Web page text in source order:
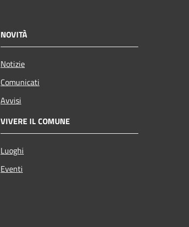
NOVITÀ
Notizie
Comunicati
Avvisi
VIVERE IL COMUNE
Luoghi
Eventi